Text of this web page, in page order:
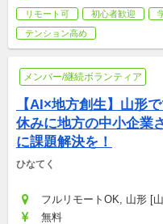
リモート可 初心者歓迎
テンション高め
メンバー/継続ボランティア
【AI×地方創生】山形
休みに地方の中小企業
に課題解決を！
ひなてく
フルリモートOK, 山形 [
無料